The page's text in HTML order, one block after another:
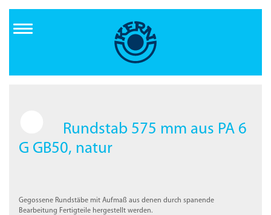
Inhalt
Rundstab 575 mm aus PA 6
G GB50, natur
Gegossene Rundstäbe mit Aufmaß aus denen durch spanende
Bearbeitung Fertigteile hergestellt werden.